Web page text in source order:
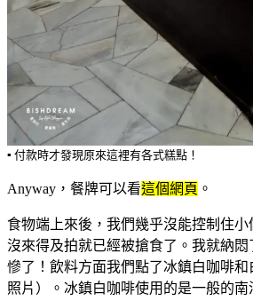
▪️ 付款時才發現原來這裡有各式糕點！
Anyway，餐牌可以看這個網頁 。
食物端上來後，我們幾乎沒能控制住
沒來得及拍就已經被搶食了。我就納
慘了！飲料方面我們點了冰鎮白咖啡和
照片）。冰鎮白咖啡使用的是一般的南